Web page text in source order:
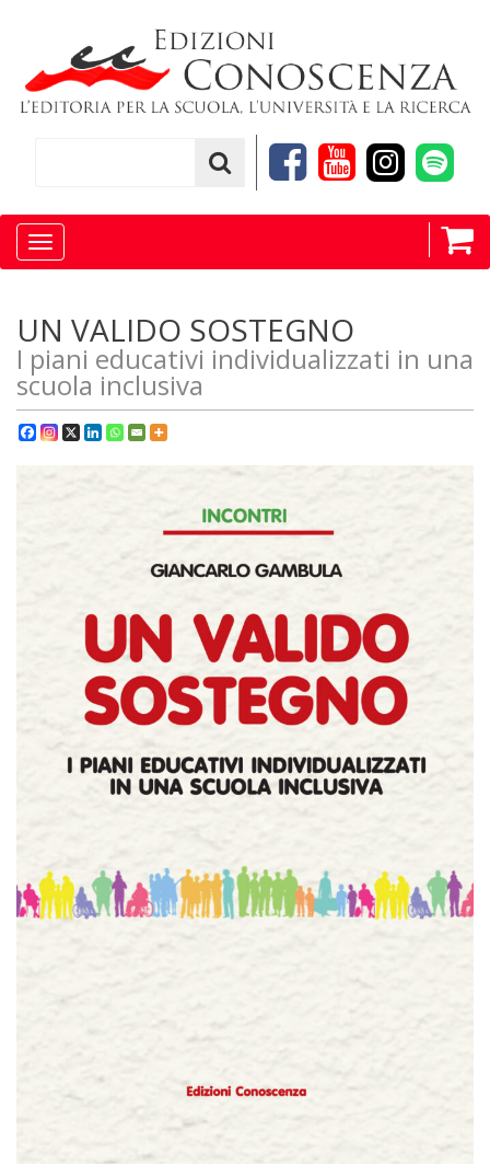
Toggle
navigation
UN VALIDO SOSTEGNO
I piani educativi individualizzati in una
scuola inclusiva